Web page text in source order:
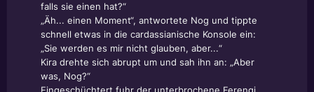
falls sie einen hat?“
„Äh... einen Moment“, antwortete Nog und tippte
schnell etwas in die cardassianische Konsole ein:
„Sie werden es mir nicht glauben, aber...“
Kira drehte sich abrupt um und sah ihn an: „Aber
was, Nog?“